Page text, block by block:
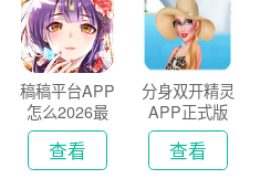
稿稿平台APP
怎么2026最
新版
查看
分身双开精灵
APP正式版
查看